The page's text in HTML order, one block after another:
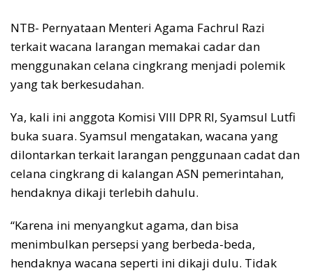
NTB- Pernyataan Menteri Agama Fachrul Razi
terkait wacana larangan memakai cadar dan
menggunakan celana cingkrang menjadi polemik
yang tak berkesudahan.
Ya, kali ini anggota Komisi VIII DPR RI, Syamsul Lutfi
buka suara. Syamsul mengatakan, wacana yang
dilontarkan terkait larangan penggunaan cadat dan
celana cingkrang di kalangan ASN pemerintahan,
hendaknya dikaji terlebih dahulu.
“Karena ini menyangkut agama, dan bisa
menimbulkan persepsi yang berbeda-beda,
hendaknya wacana seperti ini dikaji dulu. Tidak